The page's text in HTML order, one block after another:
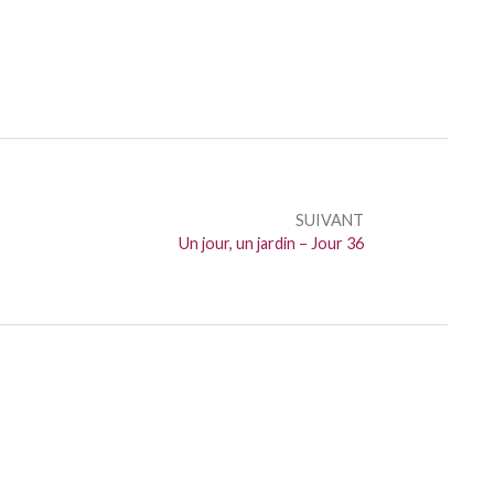
SUIVANT
Suivant :
Un jour, un jardin – Jour 36